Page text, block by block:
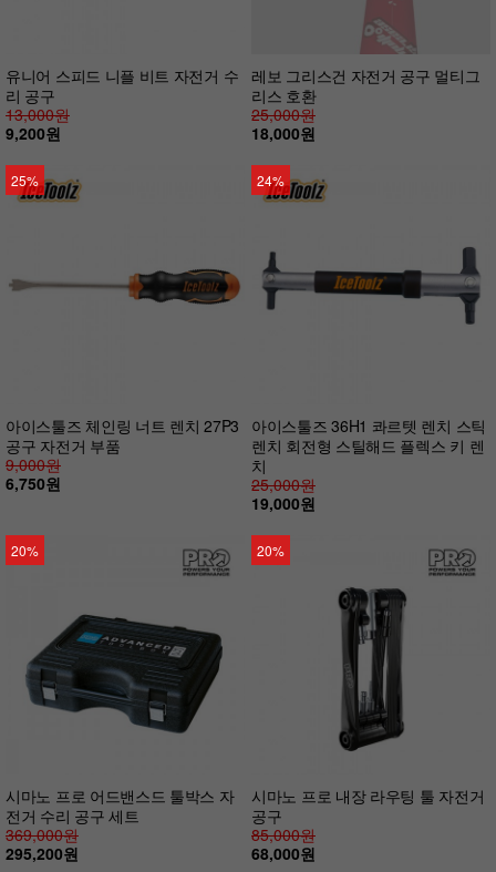
유니어 스피드 니플 비트 자전거 수
리 공구
13,000원
9,200원
레보 그리스건 자전거 공구 멀티그
리스 호환
25,000원
18,000원
25%
아이스툴즈 체인링 너트 렌치 27P3
공구 자전거 부품
9,000원
6,750원
24%
아이스툴즈 36H1 콰르텟 렌치 스틱
렌치 회전형 스틸해드 플렉스 키 렌
치
25,000원
19,000원
20%
시마노 프로 어드밴스드 툴박스 자
전거 수리 공구 세트
369,000원
295,200원
20%
시마노 프로 내장 라우팅 툴 자전거
공구
85,000원
68,000원